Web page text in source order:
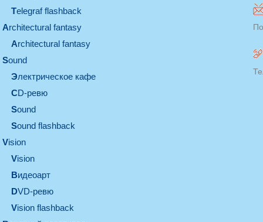
Telegraf flashback
architectural fantasy
architectural fantasy
sound
электрическое кафе
CD-ревю
sound
Sound flashback
vision
vision
видеоарт
DVD-ревю
Vision flashback